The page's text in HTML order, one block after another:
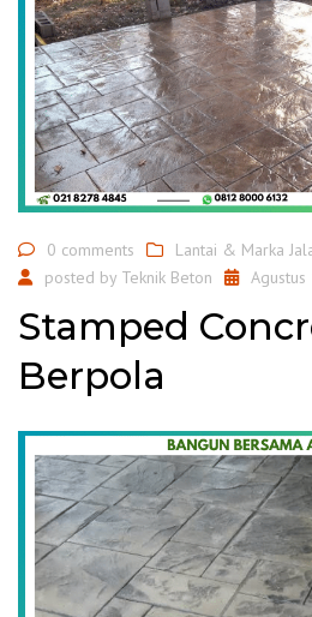
0 comments
Lantai & Marka
posted by Teknik Beton
Stamped
Berpola